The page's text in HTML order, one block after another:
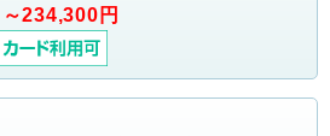
234,300円